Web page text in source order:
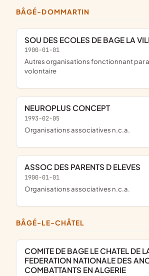
BÂGÉ-DOMMARTIN
SOU DES ECOLES DE BAGE LA
1900-01-01
Autres organisations fonctionnant par adhésion
volontaire
NEUROPLUS CONCEPT
1993-02-05
Organisations associatives n.c.a.
ASSOC DES PARENTS D ELEVES
1900-01-01
Organisations associatives n.c.a.
BÂGÉ-LE-CHÂTEL
COMITE DE BAGE LE CHATEL DE LA
FEDERATION NATIONALE DES
COMBATTANTS EN ALGERIE